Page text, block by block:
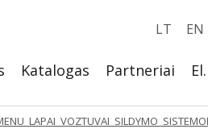
LT EN
Katalogas Partneriai